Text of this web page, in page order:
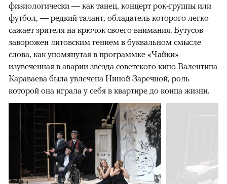
физиологически — как танец, концерт рок-группы или
футбол, — редкий талант, обладатель которого легко
сажает зрителя на крючок своего внимания. Бутусов
заворожен литовским гением в буквальном смысле
слова, как упомянутая в программке «Чайки»
изувеченная в аварии звезда советского кино Валентина
Караваева была увлечена Ниной Заречной, роль
которой она играла у себя в квартире до конца жизни.